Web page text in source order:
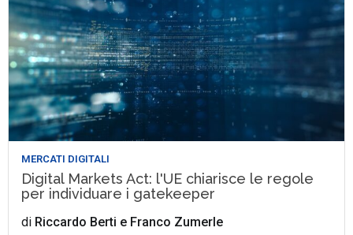
MERCATI DIGITALI
Digital Markets Act: l'UE chiarisce le regole
per individuare i gatekeeper
di Riccardo Berti e Franco Zumerle